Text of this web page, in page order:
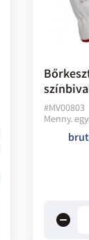
#MV00803
Menny.
remove